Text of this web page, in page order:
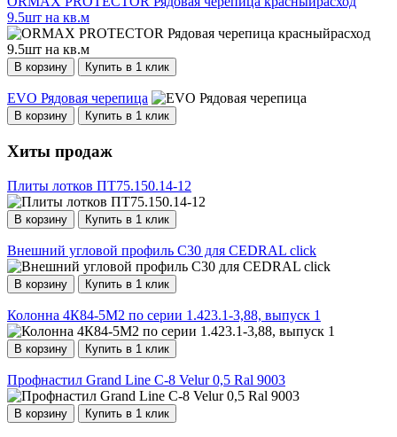
9.5шт на кв.м
В корзину Купить в 1 клик
EVO Рядовая черепица
В корзину Купить в 1 клик
Хиты продаж
Плиты лотков ПТ75.150.14-12
В корзину Купить в 1 клик
Внешний угловой профиль С30 для CEDRAL click
В корзину Купить в 1 клик
Колонна 4К84-5М2 по серии 1.423.1-3,88, выпуск 1
В корзину Купить в 1 клик
Профнастил Grand Line С-8 Velur 0,5 Ral 9003
В корзину Купить в 1 клик